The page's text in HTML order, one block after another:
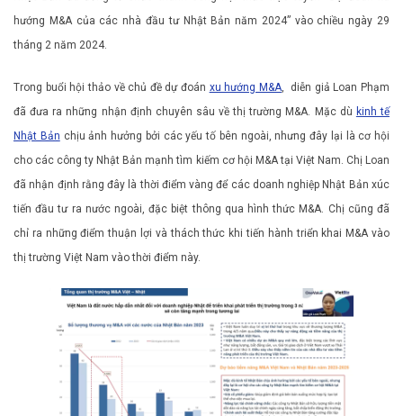
hướng M&A của các nhà đầu tư Nhật Bản năm 2024” vào chiều ngày 29
tháng 2 năm 2024.
Trong buổi hội thảo về chủ đề dự đoán xu hướng M&A, diễn giả Loan Phạm
đã đưa ra những nhận định chuyên sâu về thị trường M&A. Mặc dù kinh tế
Nhật Bản chịu ảnh hưởng bởi các yếu tố bên ngoài, nhưng đây lại là cơ hội
cho các công ty Nhật Bản mạnh tìm kiếm cơ hội M&A tại Việt Nam. Chị Loan
đã nhận định rằng đây là thời điểm vàng để các doanh nghiệp Nhật Bản xúc
tiến đầu tư ra nước ngoài, đặc biệt thông qua hình thức M&A. Chị cũng đã
chỉ ra những điểm thuận lợi và thách thức khi tiến hành triển khai M&A vào
thị trường Việt Nam vào thời điểm này.